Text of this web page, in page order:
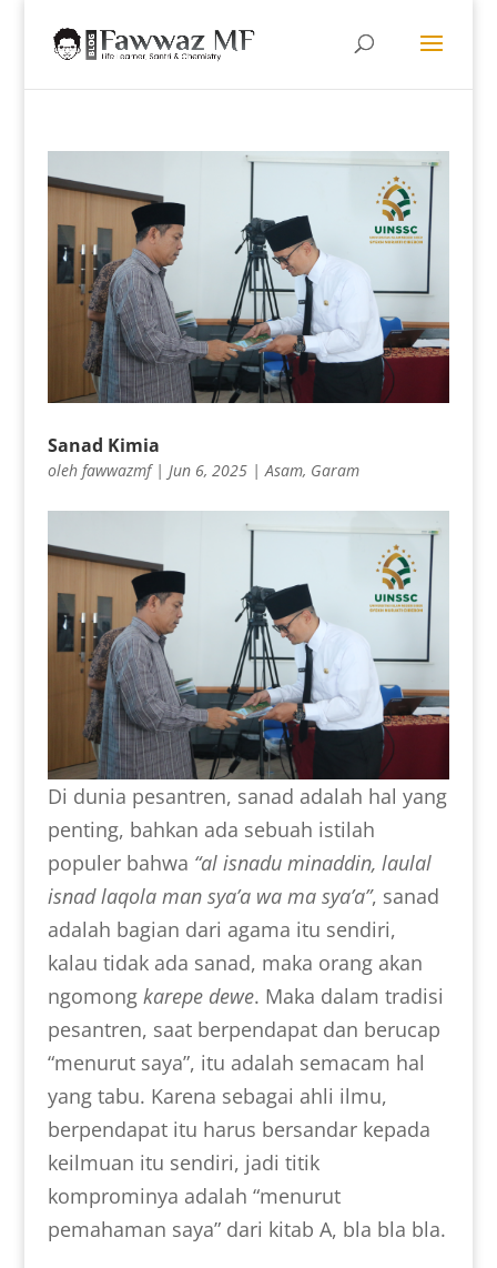
Sanad Kimia
oleh fawwazmf| Jun 6, 2025| Asam, Garam
Di dunia pesantren, sanad adalah hal yang
penting, bahkan ada sebuah istilah
populer bahwa “al isnadu minaddin, laulal
isnad laqola man sya’a wa ma sya’a”, sanad
adalah bagian dari agama itu sendiri,
kalau tidak ada sanad, maka orang akan
ngomong karepe dewe. Maka dalam tradisi
pesantren, saat berpendapat dan berucap
“menurut saya”, itu adalah semacam hal
yang tabu. Karena sebagai ahli ilmu,
berpendapat itu harus bersandar kepada
keilmuan itu sendiri, jadi titik
komprominya adalah “menurut
pemahaman saya” dari kitab A, bla bla bla.